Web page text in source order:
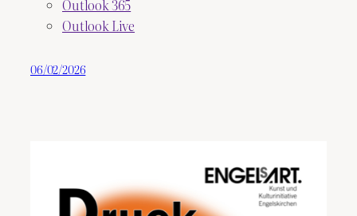
Outlook 365
Outlook Live
06/02/2026